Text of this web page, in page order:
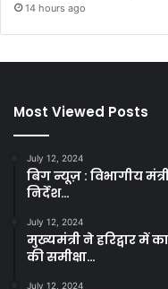
14 hours ago
Most Viewed Posts
July 12, 2024
बिग न्यूज़ : विभागीय
निर्देश…
July 12, 2024
मुख्यमंत्री ने हरिद्वार में
की समीक्षा…
July 12, 2024